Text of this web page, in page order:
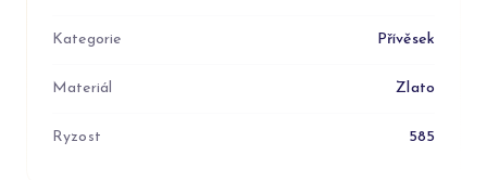
Kategorie Přívěsek
Materiál Zlato
Ryzost 585